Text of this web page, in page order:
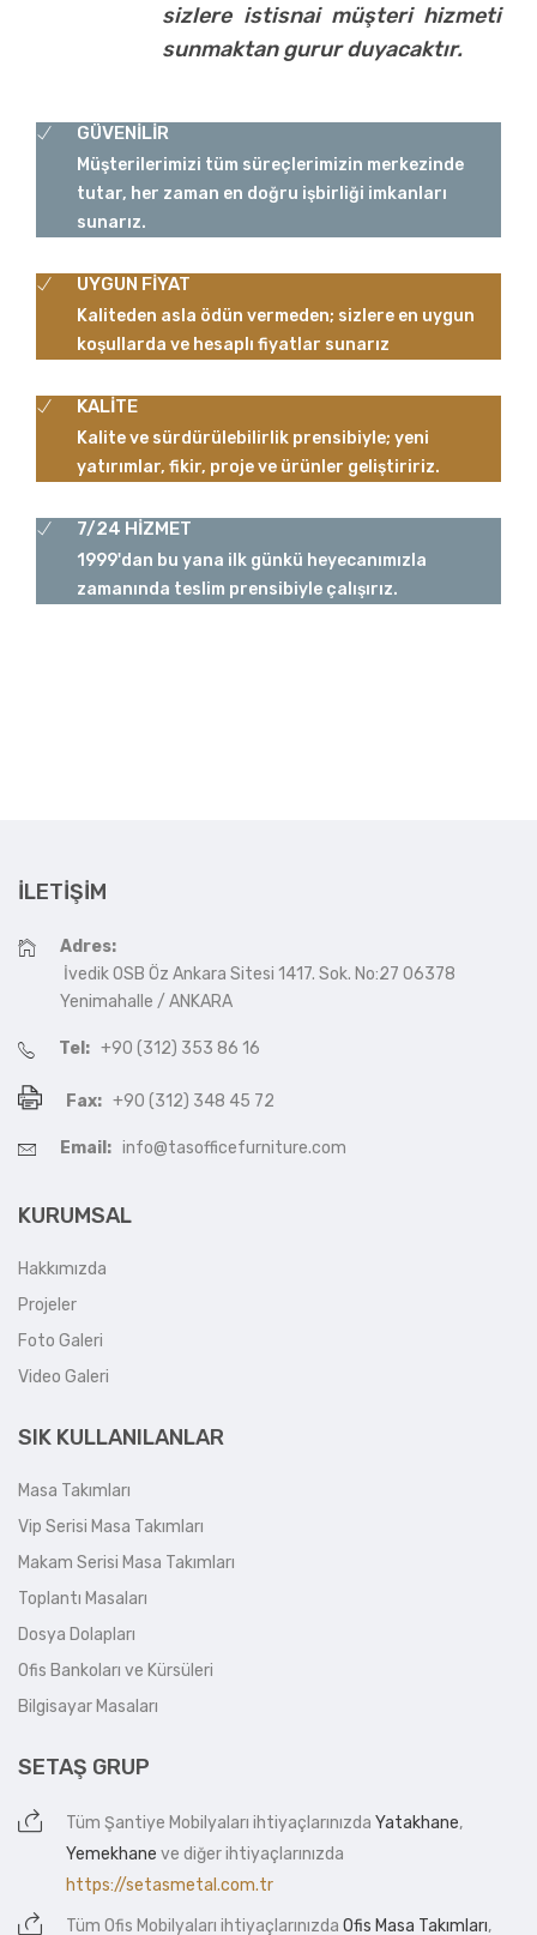
sizlere istisnai müşteri hizmeti
sunmaktan gurur duyacaktır.
GÜVENİLİR
Müşterilerimizi tüm süreçlerimizin merkezinde
tutar, her zaman en doğru işbirliği imkanları
sunarız.
UYGUN FİYAT
Kaliteden asla ödün vermeden; sizlere en uygun
koşullarda ve hesaplı fiyatlar sunarız
KALİTE
Kalite ve sürdürülebilirlik prensibiyle; yeni
yatırımlar, fikir, proje ve ürünler geliştiririz.
7/24 HİZMET
1999'dan bu yana ilk günkü heyecanımızla
zamanında teslim prensibiyle çalışırız.
İLETIŞIM
Adres:
İvedik OSB Öz Ankara Sitesi 1417. Sok. No:27 06378
Yenimahalle / ANKARA
Tel: +90 (312) 353 86 16
Fax: +90 (312) 348 45 72
Email: info@tasofficefurniture.com
KURUMSAL
Hakkımızda
Projeler
Foto Galeri
Video Galeri
SIK KULLANILANLAR
Masa Takımları
Vip Serisi Masa Takımları
Makam Serisi Masa Takımları
Toplantı Masaları
Dosya Dolapları
Ofis Bankoları ve Kürsüleri
Bilgisayar Masaları
SETAŞ GRUP
Tüm Şantiye Mobilyaları ihtiyaçlarınızda Yatakhane,
Yemekhane ve diğer ihtiyaçlarınızda
https://setasmetal.com.tr
Tüm Ofis Mobilyaları ihtiyaçlarınızda Ofis Masa Takımları,